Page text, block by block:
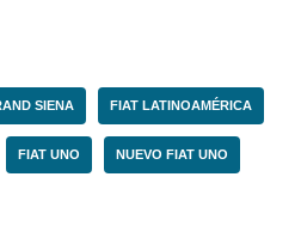
SIENA FIAT LATINOAMÉRICA
FIAT UNO NUEVO FIAT UNO